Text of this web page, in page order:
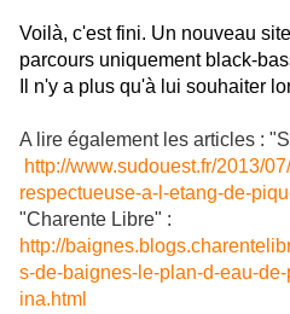
Voilà, c'est fini. Un nouveau
parcours uniquement black-
Il n'y a plus qu'à lui souhaiter
A lire également les articles :
http://www.sudouest.fr/2013/
respectueuse-a-l-etang-de-
"Charente Libre" :
http://
s-de-baignes-le-plan-d-eau-
ina.html